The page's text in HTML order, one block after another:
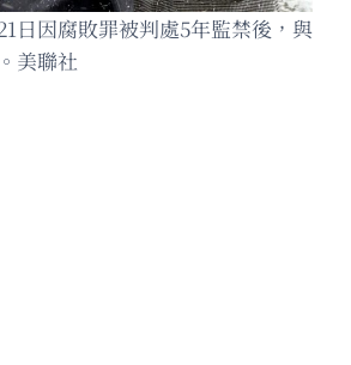
日因腐敗罪被判處5年監禁後，與
美聯社